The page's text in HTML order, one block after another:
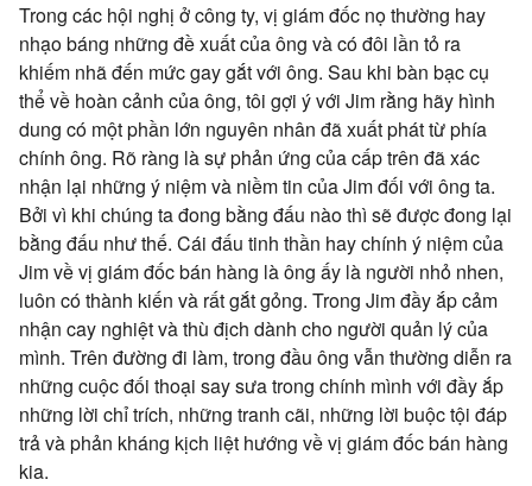
Trong các hội nghị ở công ty, vị giám đốc nọ thường hay
nhạo báng những đề xuất của ông và có đôi lần tỏ ra
khiếm nhã đến mức gay gắt với ông. Sau khi bàn bạc cụ
thể về hoàn cảnh của ông, tôi gợi ý với Jim rằng hãy hình
dung có một phần lớn nguyên nhân đã xuất phát từ phía
chính ông. Rõ ràng là sự phản ứng của cấp trên đã xác
nhận lại những ý niệm và niềm tin của Jim đối với ông ta.
Bởi vì khi chúng ta đong bằng đấu nào thì sẽ được đong lại
bằng đấu như thế. Cái đấu tinh thần hay chính ý niệm của
Jim về vị giám đốc bán hàng là ông ấy là người nhỏ nhen,
luôn có thành kiến và rất gắt gỏng. Trong Jim đầy ắp cảm
nhận cay nghiệt và thù địch dành cho người quản lý của
mình. Trên đường đi làm, trong đầu ông vẫn thường diễn ra
những cuộc đối thoại say sưa trong chính mình với đầy ắp
những lời chỉ trích, những tranh cãi, những lời buộc tội đáp
trả và phản kháng kịch liệt hướng về vị giám đốc bán hàng
kia.